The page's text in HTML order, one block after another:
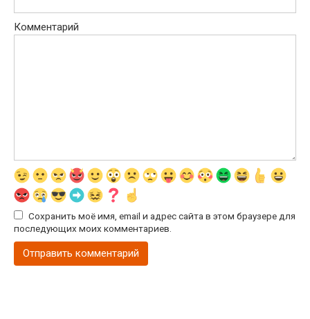
Комментарий
Сохранить моё имя, email и адрес сайта в этом браузере для
последующих моих комментариев.